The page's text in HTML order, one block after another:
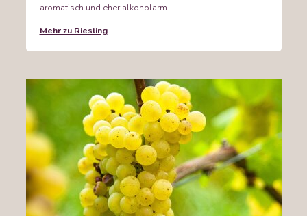
aromatisch und eher alkoholarm.
Mehr zu Riesling